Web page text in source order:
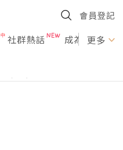
會員登記
社群熱話 成為U更多